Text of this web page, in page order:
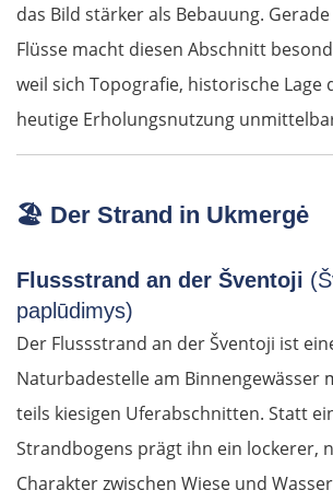
das Bild stärker als Bebauung.
Flüsse macht diesen Abschnitt
weil sich Topografie, historische Lage
heutige Erholungsnutzung
🏖️ Der Strand in Ukmergė
Flussstrand an der Šventoji
paplūdimys)
Der Flussstrand an der Šventoji ist
Naturbadestelle am Binnengewässer
teils kiesigen Uferabschnitten. Statt
Strandbogens prägt ihn ein lockerer,
Charakter zwischen Wiese und